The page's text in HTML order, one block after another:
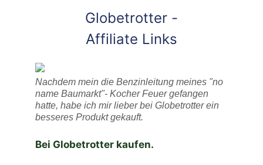
Globetrotter -
Affiliate Links
Nachdem mein die Benzinleitung meines "no
name Baumarkt"- Kocher Feuer gefangen
hatte, habe ich mir lieber bei Globetrotter ein
besseres Produkt gekauft.
Bei Globetrotter kaufen.